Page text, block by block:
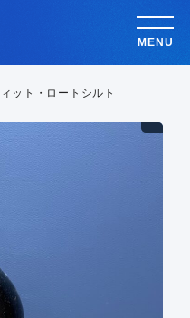
MENU
ット・ロートシルト